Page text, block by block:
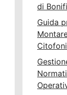
di
Guida